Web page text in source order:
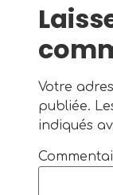
Votre
publiée.
indiqués